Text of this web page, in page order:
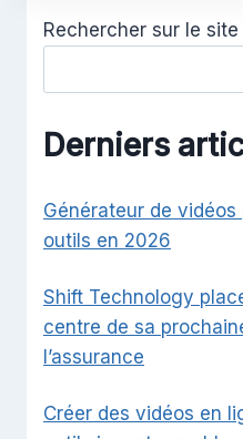
Rechercher sur le site
Derniers
Générateur de
outils en 2026
Shift Technology
centre de sa
l’assurance
Créer des vidéos en